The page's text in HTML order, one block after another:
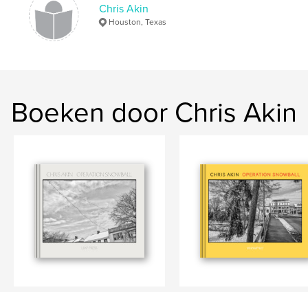
Chris Akin
Houston, Texas
Boeken door Chris Akin